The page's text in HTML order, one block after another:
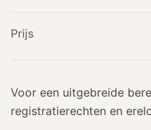
Prijs
Voor een uitgebreide
registratierechten en